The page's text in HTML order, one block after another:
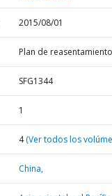
2015/08/01
Plan de reasentamiento
SFG1344
1
4(Ver todos los
China,